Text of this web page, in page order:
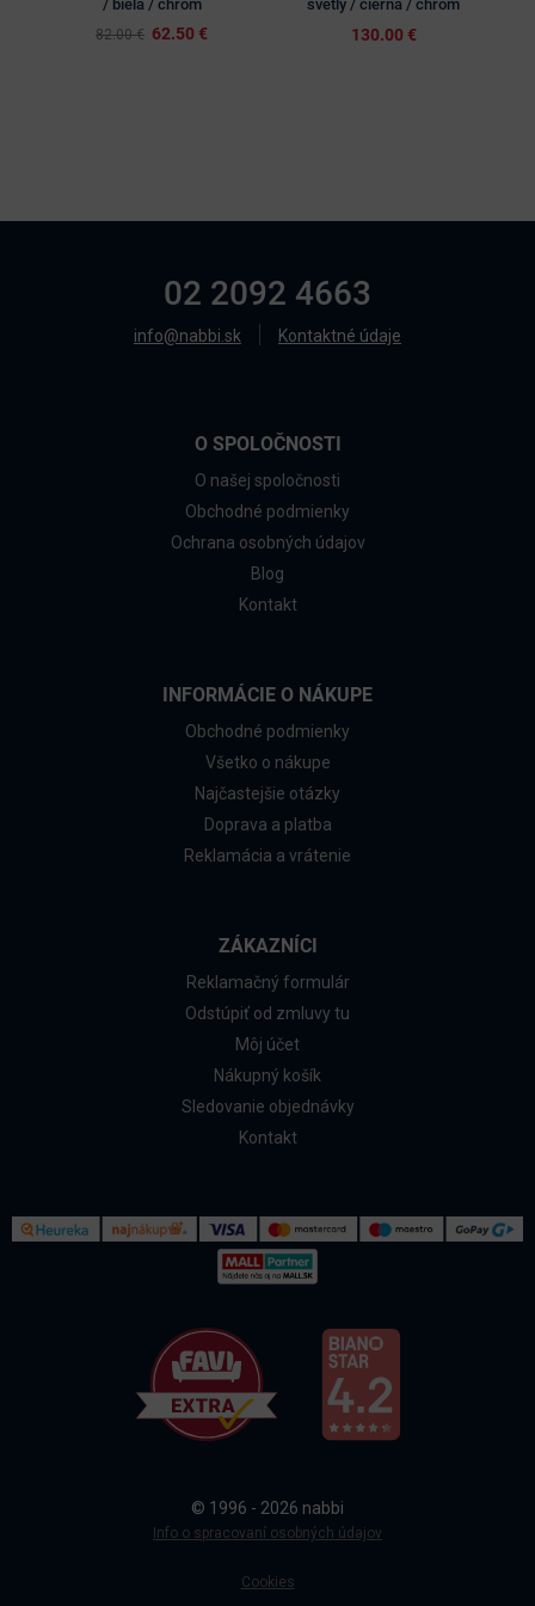
Doprava a platba
Sledovanie objednávky
/ biela / chróm
82.00 € 62.50 €
svetlý / čierna / chróm
130.00 €
02 2092 4663
info@nabbi.sk Kontaktné údaje
O SPOLOČNOSTI
O našej spoločnosti
Obchodné podmienky
Ochrana osobných údajov
Blog
Kontakt
INFORMÁCIE O NÁKUPE
Obchodné podmienky
Všetko o nákupe
Najčastejšie otázky
Doprava a platba
Reklamácia a vrátenie
ZÁKAZNÍCI
Reklamačný formulár
Odstúpiť od zmluvy tu
Môj účet
Nákupný košík
Sledovanie objednávky
Kontakt
© 1996 - 2026 nabbi
Info o spracovaní osobných údajov
Cookies